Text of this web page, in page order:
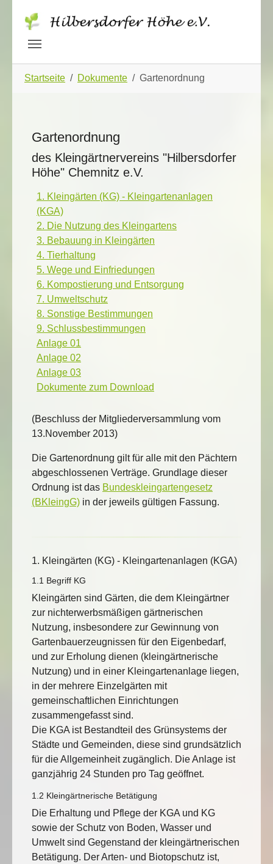
Startseite Dokumente Gartenordnung
Gartenordnung
des Kleingärtnervereins "Hilbersdorfer
Höhe" Chemnitz e.V.
1. Kleingärten (KG) - Kleingartenanlagen
(KGA)
2. Die Nutzung des Kleingartens
3. Bebauung in Kleingärten
4. Tierhaltung
5. Wege und Einfriedungen
6. Kompostierung und Entsorgung
7. Umweltschutz
8. Sonstige Bestimmungen
9. Schlussbestimmungen
Anlage 01
Anlage 02
Anlage 03
Dokumente zum Download
(Beschluss der Mitgliederversammlung vom
13.November 2013)
Die Gartenordnung gilt für alle mit den Pächtern
abgeschlossenen Verträge. Grundlage dieser
Ordnung ist das Bundeskleingartengesetz
(BKleingG) in der jeweils gültigen Fassung.
1. Kleingärten (KG) - Kleingartenanlagen (KGA)
1.1 Begriff KG
Kleingärten sind Gärten, die dem Kleingärtner
zur nichterwerbsmäßigen gärtnerischen
Nutzung, insbesondere zur Gewinnung von
Gartenbauerzeugnissen für den Eigenbedarf,
und zur Erholung dienen (kleingärtnerische
Nutzung) und in einer Kleingartenanlage liegen,
in der mehrere Einzelgärten mit
gemeinschaftlichen Einrichtungen
zusammengefasst sind.
Die KGA ist Bestandteil des Grünsystems der
Städte und Gemeinden, diese sind grundsätzlich
für die Allgemeinheit zugänglich. Die Anlage ist
ganzjährig 24 Stunden pro Tag geöffnet.
1.2 Kleingärtnerische Betätigung
Die Erhaltung und Pflege der KGA und KG
sowie der Schutz von Boden, Wasser und
Umwelt sind Gegenstand der kleingärtnerischen
Betätigung. Der Arten- und Biotopschutz ist,